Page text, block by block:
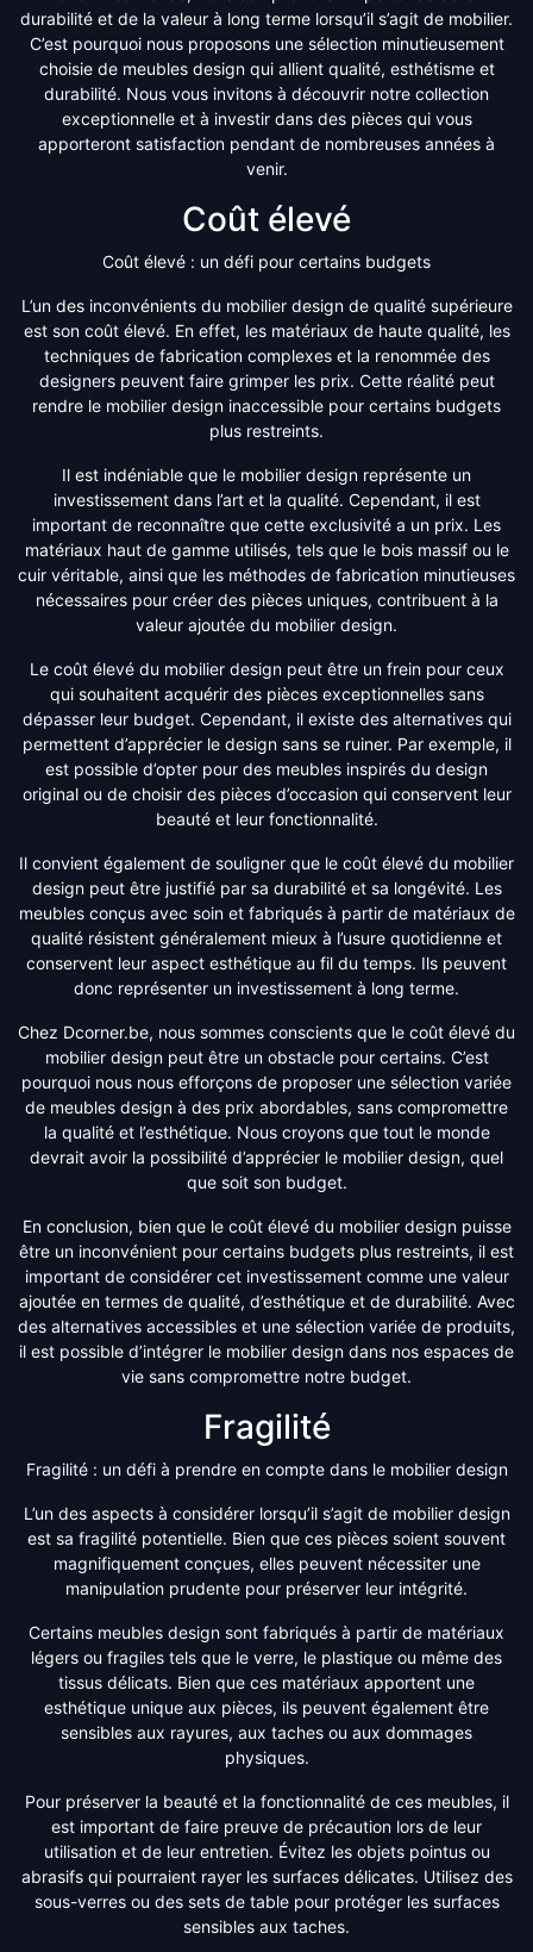
durabilité et de la valeur à long terme lorsqu’il s’agit de mobilier.
C’est pourquoi nous proposons une sélection minutieusement
choisie de meubles design qui allient qualité, esthétisme et
durabilité. Nous vous invitons à découvrir notre collection
exceptionnelle et à investir dans des pièces qui vous
apporteront satisfaction pendant de nombreuses années à
venir.
Coût élevé
Coût élevé : un défi pour certains budgets
L’un des inconvénients du mobilier design de qualité supérieure
est son coût élevé. En effet, les matériaux de haute qualité, les
techniques de fabrication complexes et la renommée des
designers peuvent faire grimper les prix. Cette réalité peut
rendre le mobilier design inaccessible pour certains budgets
plus restreints.
Il est indéniable que le mobilier design représente un
investissement dans l’art et la qualité. Cependant, il est
important de reconnaître que cette exclusivité a un prix. Les
matériaux haut de gamme utilisés, tels que le bois massif ou le
cuir véritable, ainsi que les méthodes de fabrication minutieuses
nécessaires pour créer des pièces uniques, contribuent à la
valeur ajoutée du mobilier design.
Le coût élevé du mobilier design peut être un frein pour ceux
qui souhaitent acquérir des pièces exceptionnelles sans
dépasser leur budget. Cependant, il existe des alternatives qui
permettent d’apprécier le design sans se ruiner. Par exemple, il
est possible d’opter pour des meubles inspirés du design
original ou de choisir des pièces d’occasion qui conservent leur
beauté et leur fonctionnalité.
Il convient également de souligner que le coût élevé du mobilier
design peut être justifié par sa durabilité et sa longévité. Les
meubles conçus avec soin et fabriqués à partir de matériaux de
qualité résistent généralement mieux à l’usure quotidienne et
conservent leur aspect esthétique au fil du temps. Ils peuvent
donc représenter un investissement à long terme.
Chez Dcorner.be, nous sommes conscients que le coût élevé du
mobilier design peut être un obstacle pour certains. C’est
pourquoi nous nous efforçons de proposer une sélection variée
de meubles design à des prix abordables, sans compromettre
la qualité et l’esthétique. Nous croyons que tout le monde
devrait avoir la possibilité d’apprécier le mobilier design, quel
que soit son budget.
En conclusion, bien que le coût élevé du mobilier design puisse
être un inconvénient pour certains budgets plus restreints, il est
important de considérer cet investissement comme une valeur
ajoutée en termes de qualité, d’esthétique et de durabilité. Avec
des alternatives accessibles et une sélection variée de produits,
il est possible d’intégrer le mobilier design dans nos espaces de
vie sans compromettre notre budget.
Fragilité
Fragilité : un défi à prendre en compte dans le mobilier design
L’un des aspects à considérer lorsqu’il s’agit de mobilier design
est sa fragilité potentielle. Bien que ces pièces soient souvent
magnifiquement conçues, elles peuvent nécessiter une
manipulation prudente pour préserver leur intégrité.
Certains meubles design sont fabriqués à partir de matériaux
légers ou fragiles tels que le verre, le plastique ou même des
tissus délicats. Bien que ces matériaux apportent une
esthétique unique aux pièces, ils peuvent également être
sensibles aux rayures, aux taches ou aux dommages
physiques.
Pour préserver la beauté et la fonctionnalité de ces meubles, il
est important de faire preuve de précaution lors de leur
utilisation et de leur entretien. Évitez les objets pointus ou
abrasifs qui pourraient rayer les surfaces délicates. Utilisez des
sous-verres ou des sets de table pour protéger les surfaces
sensibles aux taches.